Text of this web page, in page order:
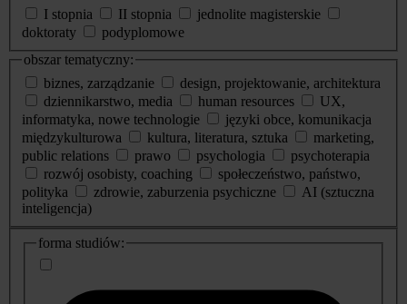
I stopnia
II stopnia
jednolite magisterskie
doktoraty
podyplomowe
obszar tematyczny:
biznes, zarządzanie
design, projektowanie, architektura
dziennikarstwo, media
human resources
UX,
informatyka, nowe technologie
języki obce, komunikacja
międzykulturowa
kultura, literatura, sztuka
marketing,
public relations
prawo psychologia
psychoterapia
rozwój osobisty, coaching
społeczeństwo, państwo,
polityka
zdrowie, zaburzenia psychiczne
AI (sztuczna
inteligencja)
dodatkowe
informacje
forma studiów: